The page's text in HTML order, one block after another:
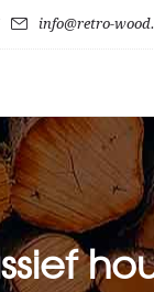
info@retro-